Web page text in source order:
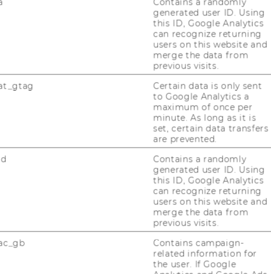
FÜR
UND
SCHULEN UND
JOBS
JOBS
JOBPORTAL
RESEARCH CAREER
generated user ID. Using
this ID, Google Analytics
can recognize returning
users on this website and
merge the data from
previous visits.
Certain data is only sent
to Google Analytics a
maximum of once per
minute. As long as it is
set, certain data transfers
are prevented.
Contains a randomly
generated user ID. Using
this ID, Google Analytics
can recognize returning
users on this website and
merge the data from
previous visits.
Contains campaign-
related information for
the user. If Google